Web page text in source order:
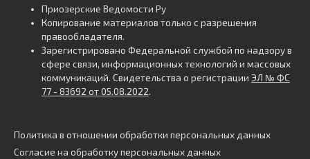
Приозерские Ведомости Ру
Копирование материалов только с разрешения
правообладателя.
Зарегистрировано Федеральной службой по надзору в
сфере связи, информационных технологий и массовых
коммуникаций. Свидетельства о регистрации ЭЛ № ФС
77 - 83692 от 05.08.2022.
Политика в отношении обработки персональных данных
Согласие на обработку персональных данных